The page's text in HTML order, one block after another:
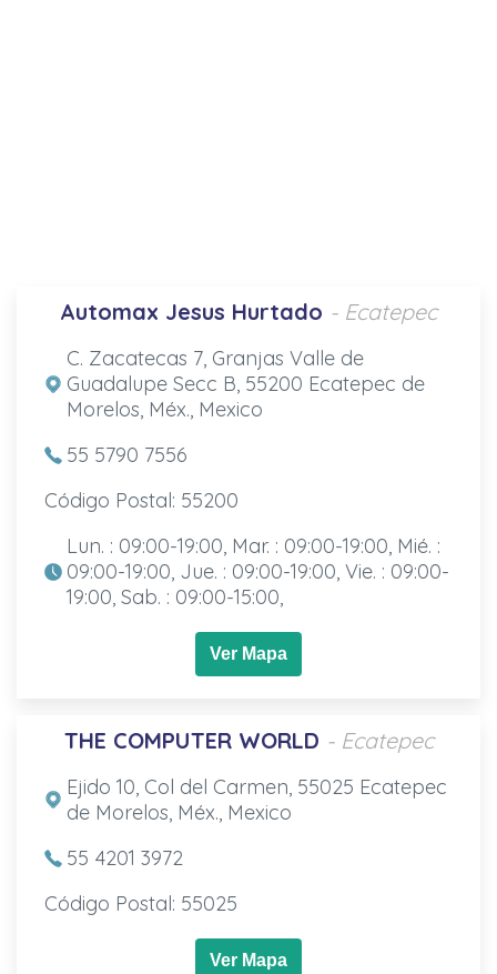
Automax Jesus Hurtado - Ecatepec
C. Zacatecas 7, Granjas Valle de
Guadalupe Secc B, 55200 Ecatepec de
Morelos, Méx., Mexico
55 5790 7556
Código Postal: 55200
Lun. : 09:00-19:00, Mar. : 09:00-19:00, Mié. :
09:00-19:00, Jue. : 09:00-19:00, Vie. : 09:00-
19:00, Sab. : 09:00-15:00,
Ver Mapa
THE COMPUTER WORLD - Ecatepec
Ejido 10, Col del Carmen, 55025 Ecatepec
de Morelos, Méx., Mexico
55 4201 3972
Código Postal: 55025
Ver Mapa